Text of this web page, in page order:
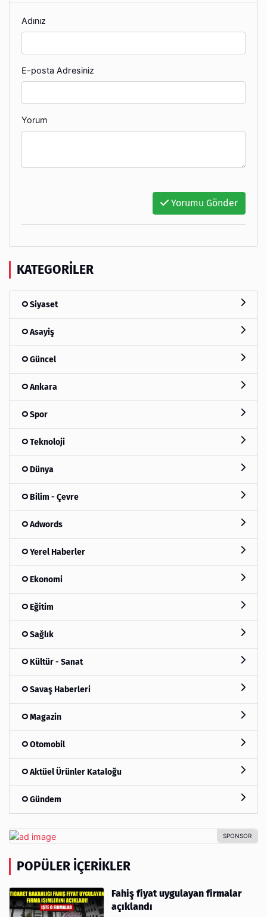
Adınız
E-posta Adresiniz
Yorum
Yorumu Gönder
KATEGORILER
Siyaset
Asayiş
Güncel
Ankara
Spor
Teknoloji
Dünya
Bilim - Çevre
Adwords
Yerel Haberler
Ekonomi
Eğitim
Sağlık
Kültür - Sanat
Savaş Haberleri
Magazin
Otomobil
Aktüel Ürünler Kataloğu
Gündem
POPÜLER İÇERIKLER
Fahiş fiyat uygulayan firmalar
açıklandı